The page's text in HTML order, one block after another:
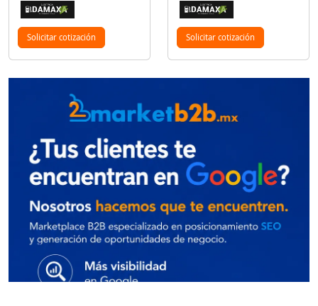
Solicitar cotización Solicitar cotización